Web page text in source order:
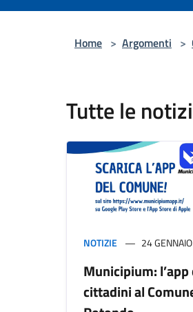
Home > Argomenti >
Tutte le
NOTIZIE 24
Municipium:
cittadini al